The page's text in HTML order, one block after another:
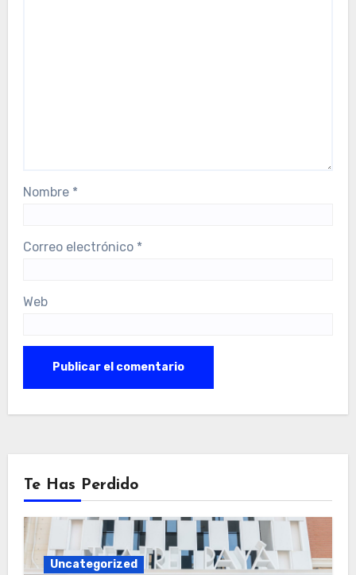
Nombre *
Correo electrónico *
Web
Te Has Perdido
Uncategorized